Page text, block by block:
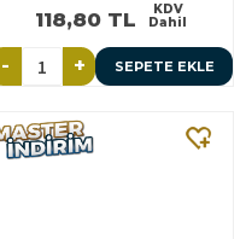
118,80 TL
KDV
Dahil
- + SEPETE EKLE